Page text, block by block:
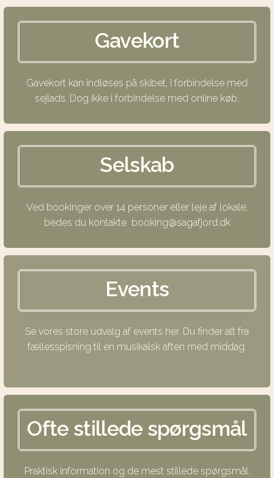
Gavekort
Gavekort kan indløses på skibet, i forbindelse med
sejlads. Dog ikke i forbindelse med online køb.
Selskab
Ved bookinger over 14 personer eller leje af lokale,
bedes du kontakte booking@sagafjord.dk
Events
Se vores store udvalg af events her. Du finder alt fra
fællesspisning til en musikalsk aften med middag.
Ofte stillede spørgsmål
Praktisk information og de mest stillede spørgsmål.